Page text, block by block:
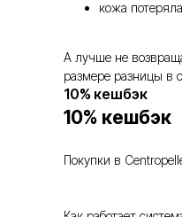
кожа
А лучше не
размере разницы в
10% кешбэк
10% кешбэк
Покупки в